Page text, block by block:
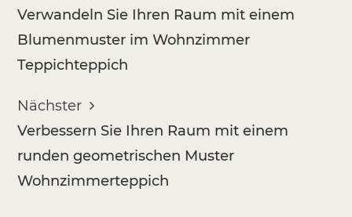
Verwandeln Sie Ihren Raum mit einem
Blumenmuster im Wohnzimmer
Teppichteppich
Nächster
Verbessern Sie Ihren Raum mit einem
runden geometrischen Muster
Wohnzimmerteppich